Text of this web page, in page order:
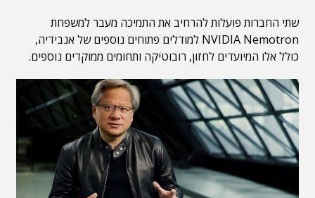
שתי החברות פועלות להרחיב את התמיכה מעבר למשפחת
NVIDIA Nemotron למודלים פתוחים נוספים של אנבידיה,
כולל אלו המיועדים לחזון, רובוטיקה ותחומים ממוקדים נוספים.